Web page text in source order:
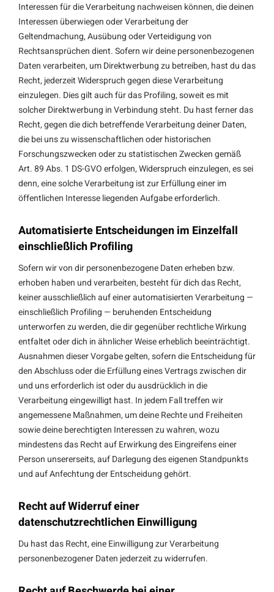
Interessen für die Verarbeitung nachweisen können, die deinen
Interessen überwiegen oder Verarbeitung der
Geltendmachung, Ausübung oder Verteidigung von
Rechtsansprüchen dient. Sofern wir deine personenbezogenen
Daten verarbeiten, um Direktwerbung zu betreiben, hast du das
Recht, jederzeit Widerspruch gegen diese Verarbeitung
einzulegen. Dies gilt auch für das Profiling, soweit es mit
solcher Direktwerbung in Verbindung steht. Du hast ferner das
Recht, gegen die dich betreffende Verarbeitung deiner Daten,
die bei uns zu wissenschaftlichen oder historischen
Forschungszwecken oder zu statistischen Zwecken gemäß
Art. 89 Abs. 1 DS-GVO erfolgen, Widerspruch einzulegen, es sei
denn, eine solche Verarbeitung ist zur Erfüllung einer im
öffentlichen Interesse liegenden Aufgabe erforderlich.
Automatisierte Entscheidungen im Einzelfall
einschließlich Profiling
Sofern wir von dir personenbezogene Daten erheben bzw.
erhoben haben und verarbeiten, besteht für dich das Recht,
keiner ausschließlich auf einer automatisierten Verarbeitung —
einschließlich Profiling — beruhenden Entscheidung
unterworfen zu werden, die dir gegenüber rechtliche Wirkung
entfaltet oder dich in ähnlicher Weise erheblich beeinträchtigt.
Ausnahmen dieser Vorgabe gelten, sofern die Entscheidung für
den Abschluss oder die Erfüllung eines Vertrags zwischen dir
und uns erforderlich ist oder du ausdrücklich in die
Verarbeitung eingewilligt hast. In jedem Fall treffen wir
angemessene Maßnahmen, um deine Rechte und Freiheiten
sowie deine berechtigten Interessen zu wahren, wozu
mindestens das Recht auf Erwirkung des Eingreifens einer
Person unsererseits, auf Darlegung des eigenen Standpunkts
und auf Anfechtung der Entscheidung gehört.
Recht auf Widerruf einer
datenschutzrechtlichen Einwilligung
Du hast das Recht, eine Einwilligung zur Verarbeitung
personenbezogener Daten jederzeit zu widerrufen.